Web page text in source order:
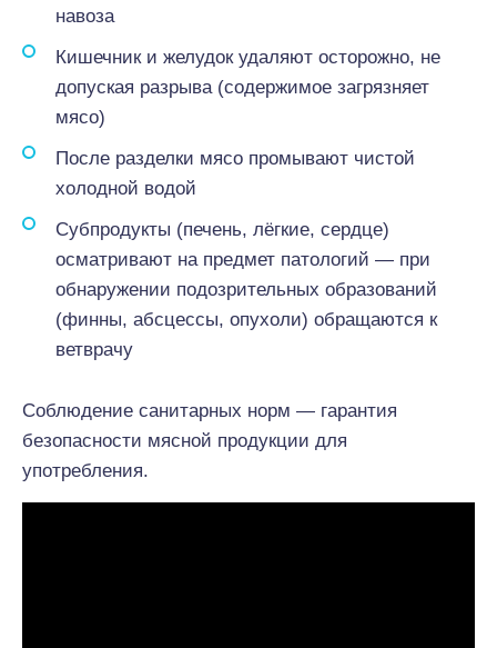
навоза
Кишечник и желудок удаляют осторожно, не
допуская разрыва (содержимое загрязняет
мясо)
После разделки мясо промывают чистой
холодной водой
Субпродукты (печень, лёгкие, сердце)
осматривают на предмет патологий — при
обнаружении подозрительных образований
(финны, абсцессы, опухоли) обращаются к
ветврачу
Соблюдение санитарных норм — гарантия
безопасности мясной продукции для
употребления.